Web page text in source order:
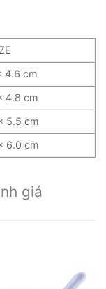
4.6 cm
4.8 cm
5.5 cm
6.0 cm
giá